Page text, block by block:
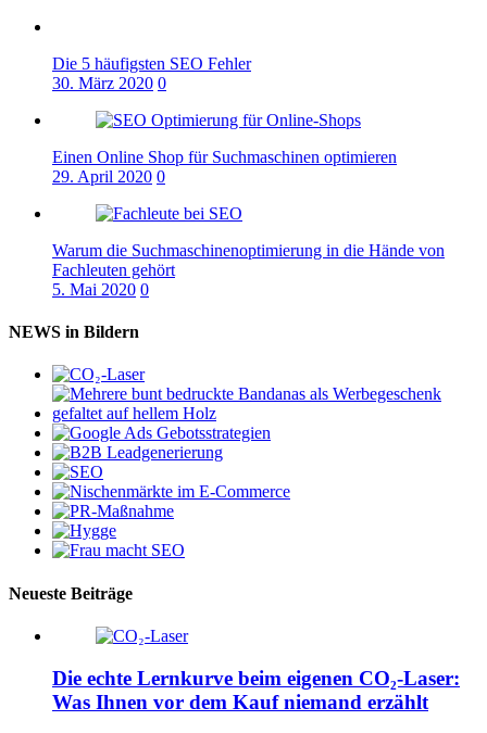
Die 5 häufigsten SEO Fehler
30. März 2020 0
Einen Online Shop für Suchmaschinen optimieren
29. April 2020 0
Warum die Suchmaschinenoptimierung in die Hände von
Fachleuten gehört
5. Mai 2020 0
NEWS in Bildern
Neueste Beiträge
Die echte Lernkurve beim eigenen CO₂-Laser:
Was Ihnen vor dem Kauf niemand erzählt